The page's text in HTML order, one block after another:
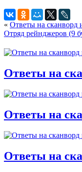
« Ответы на сканворд
Отряд рейнджеров (9
Ответы на
Ответы на
Ответы на